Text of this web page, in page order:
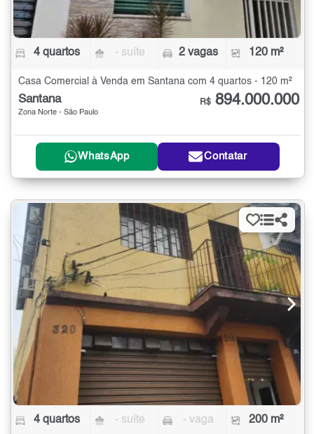
4 quartos - suíte 2 vagas 120 m²
Casa Comercial à Venda em Santana com 4 quartos - 120 m²
Santana
Zona Norte - São Paulo
R$ 894.000.000
WhatsApp Contatar
4 quartos - suíte - vaga 200 m²